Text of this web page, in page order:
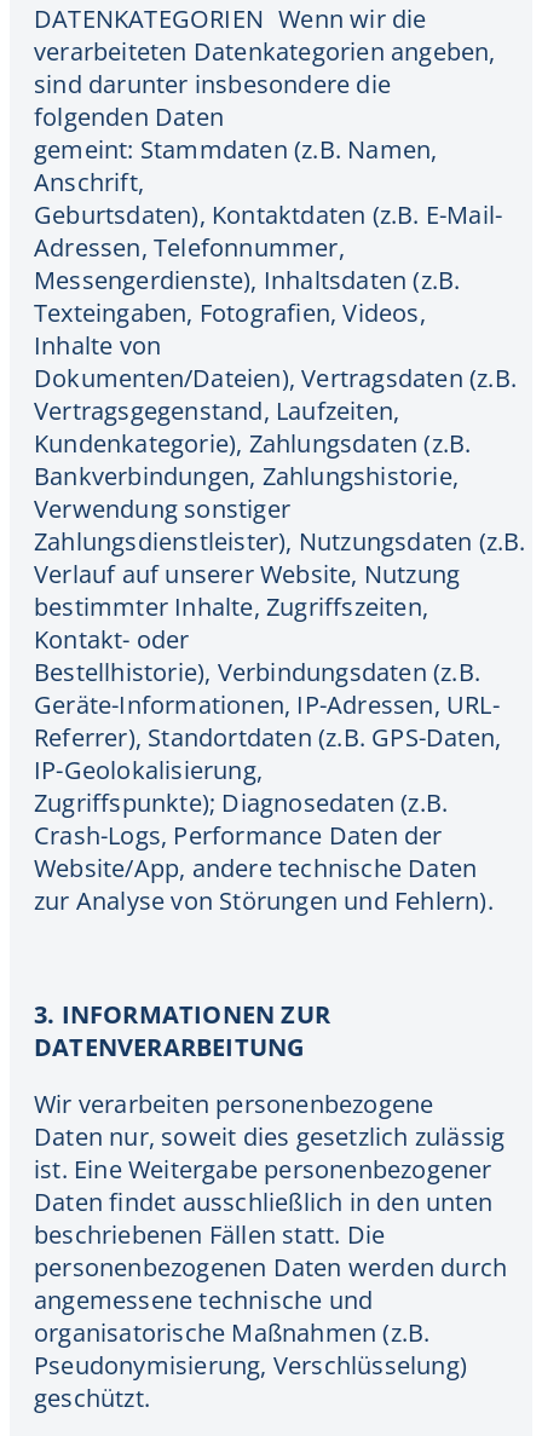
DATENKATEGORIEN Wenn wir die
verarbeiteten Datenkategorien angeben,
sind darunter insbesondere die
folgenden Daten
gemeint: Stammdaten (z.B. Namen,
Anschrift,
Geburtsdaten), Kontaktdaten (z.B. E-Mail-
Adressen, Telefonnummer,
Messengerdienste), Inhaltsdaten (z.B.
Texteingaben, Fotografien, Videos,
Inhalte von
Dokumenten/Dateien), Vertragsdaten (z.B.
Vertragsgegenstand, Laufzeiten,
Kundenkategorie), Zahlungsdaten (z.B.
Bankverbindungen, Zahlungshistorie,
Verwendung sonstiger
Zahlungsdienstleister), Nutzungsdaten (z.B.
Verlauf auf unserer Website, Nutzung
bestimmter Inhalte, Zugriffszeiten,
Kontakt- oder
Bestellhistorie), Verbindungsdaten (z.B.
Geräte-Informationen, IP-Adressen, URL-
Referrer), Standortdaten (z.B. GPS-Daten,
IP-Geolokalisierung,
Zugriffspunkte); Diagnosedaten (z.B.
Crash-Logs, Performance Daten der
Website/App, andere technische Daten
zur Analyse von Störungen und Fehlern).
3. INFORMATIONEN ZUR
DATENVERARBEITUNG
Wir verarbeiten personenbezogene
Daten nur, soweit dies gesetzlich zulässig
ist. Eine Weitergabe personenbezogener
Daten findet ausschließlich in den unten
beschriebenen Fällen statt. Die
personenbezogenen Daten werden durch
angemessene technische und
organisatorische Maßnahmen (z.B.
Pseudonymisierung, Verschlüsselung)
geschützt.